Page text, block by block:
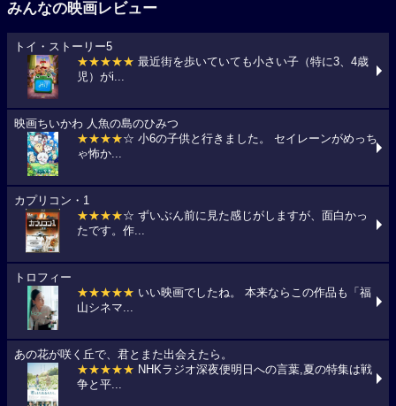
みんなの映画レビュー
トイ・ストーリー5
★★★★★ 最近街を歩いていても小さい子（特に3、4歳
児）がi...
映画ちいかわ 人魚の島のひみつ
★★★★☆ 小6の子供と行きました。 セイレーンがめっち
ゃ怖か...
カプリコン・1
★★★★☆ ずいぶん前に見た感じがしますが、面白かっ
たです。作...
トロフィー
★★★★★ いい映画でしたね。 本来ならこの作品も「福
山シネマ...
あの花が咲く丘で、君とまた出会えたら。
★★★★★ NHKラジオ深夜便明日への言葉,夏の特集は戦
争と平...